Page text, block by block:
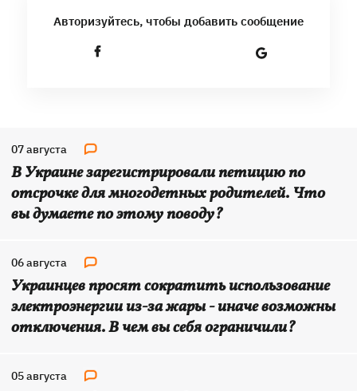
Авторизуйтесь, чтобы добавить сообщение
07 августа
В Украине зарегистрировали петицию по
отсрочке для многодетных родителей. Что
вы думаете по этому поводу?
06 августа
Украинцев просят сократить использование
электроэнергии из-за жары - иначе возможны
отключения. В чем вы себя ограничили?
05 августа